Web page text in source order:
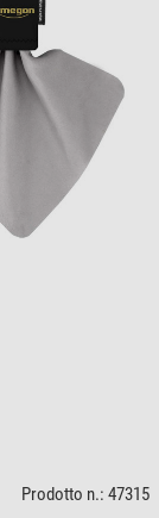
Prodotto n.: 47315